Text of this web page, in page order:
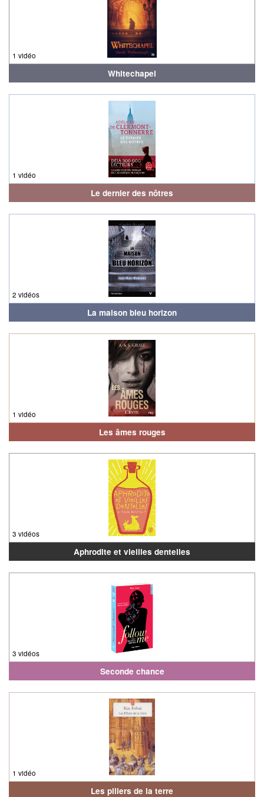
1 vidéo
Whitechapel
1 vidéo
Le dernier des nôtres
2 vidéos
La maison bleu horizon
1 vidéo
Les âmes rouges
3 vidéos
Aphrodite et vieilles dentelles
3 vidéos
Seconde chance
1 vidéo
Les piliers de la terre